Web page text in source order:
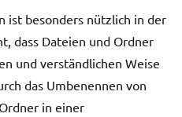
ist besonders nützlich in der
dass Dateien und Ordner
und verständlichen Weise
das Umbenennen von
in einer